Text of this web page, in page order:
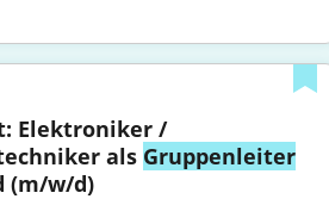
Elektroniker /
als Gruppenleiter
(m/w/d)